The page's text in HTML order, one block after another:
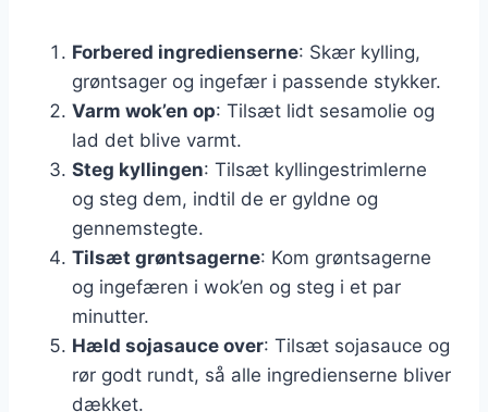
Forbered ingredienserne: Skær kylling,
grøntsager og ingefær i passende stykker.
Varm wok’en op: Tilsæt lidt sesamolie og
lad det blive varmt.
Steg kyllingen: Tilsæt kyllingestrimlerne
og steg dem, indtil de er gyldne og
gennemstegte.
Tilsæt grøntsagerne: Kom grøntsagerne
og ingefæren i wok’en og steg i et par
minutter.
Hæld sojasauce over: Tilsæt sojasauce og
rør godt rundt, så alle ingredienserne bliver
dækket.